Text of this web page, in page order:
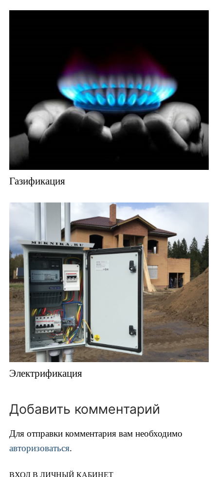
Газификация
Электрификация
Добавить комментарий
Для отправки комментария вам необходимо
авторизоваться.
ВХОД В ЛИЧНЫЙ КАБИНЕТ